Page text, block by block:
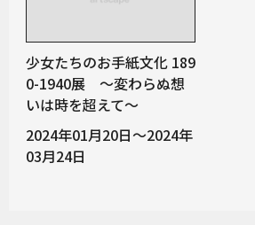
少女たちのお手紙文化 189
0-1940展 ～変わらぬ想
いは時を超えて～
2024年01月20日～2024年
03月24日